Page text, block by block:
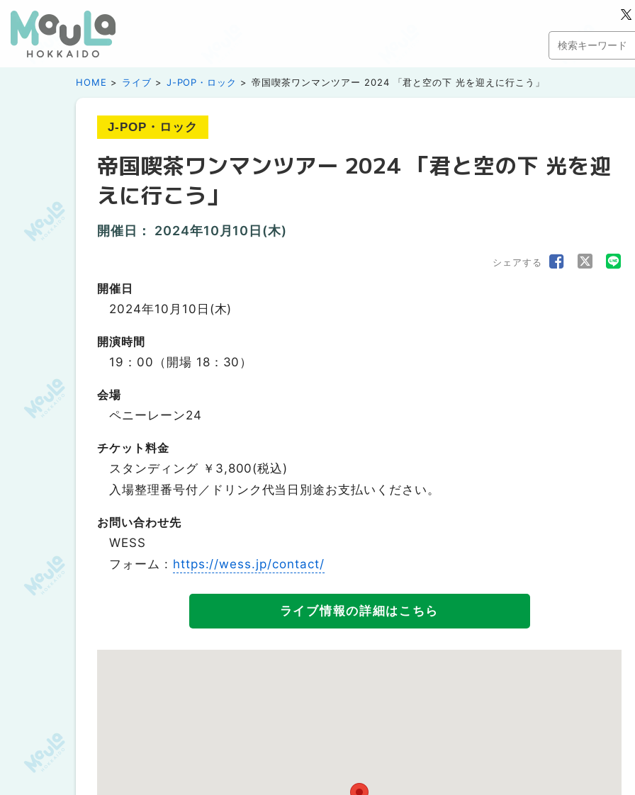
HOME ライブ J-POP・ロック 帝国喫茶ワンマンツアー 2024 「君と空の下 光を迎えに行こう」
J-POP・ロック
帝国喫茶ワンマンツアー 2024 「君と空の下 光を迎
えに行こう」
開催日： 2024年10月10日(木)
シェアする
開催日
2024年10月10日(木)
開演時間
19：00（開場 18：30）
会場
ペニーレーン24
チケット料金
スタンディング ￥3,800(税込)
入場整理番号付／ドリンク代当日別途お支払いください。
お問い合わせ先
WESS
フォーム : https://wess.jp/contact/
ライブ情報の詳細はこちら